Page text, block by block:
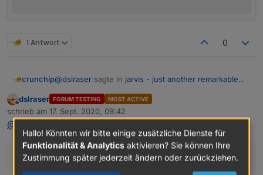
1 Antwort 0
crunchip@dslraser sagte in jarvis - just another remarkable
mal die rc.5
habe noch die rc.4, da funktioniert es
Offline
dslraser FORUM TESTING MOST ACTIVE
schrieb am 17. Sept. 2020, 09:42
zuletzt editiert von
@crunchipsagte injarvis - just another remarkable vis:
habe noch die rc.4, da funktioniert es
Hallo! Könnten wir bitte einige zusätzliche Dienste für
Funktionalität & Analytics aktivieren? Sie können Ihre
Zustimmung später jederzeit ändern oder zurückziehen.